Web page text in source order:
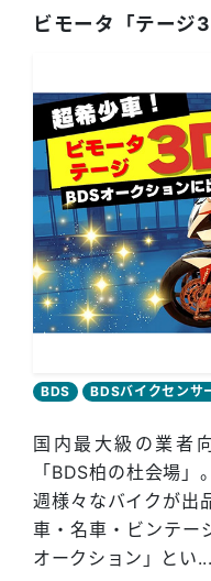
BDS BDSバイクセンサ
国内最大級の業者
「BDS柏の杜会場
週様々なバイクが出
車・名車・ビンテー
オークション」とい...